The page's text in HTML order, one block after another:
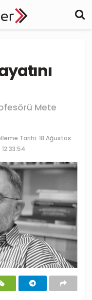
Mete
Tarihi: 18 Ağustos